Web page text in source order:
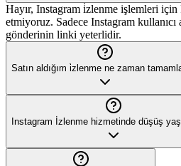
Hayır, Instagram i̇zlenme işlemleri
etmiyoruz. Sadece Instagram kullanıcı
gönderinin linki yeterlidir.
Satın aldığım i̇zlenme ne zaman
Instagram İzlenme hizmetinde düşüş